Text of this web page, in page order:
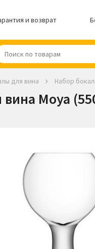
и возврат
для вина Набор
Moya